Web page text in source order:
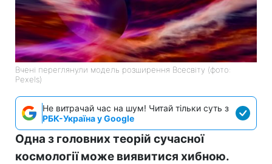
Вчені переглянули модель розширення Всесвіту (фото:
Pexels)
Не витрачай час на шум! Читай тільки суть з
РБК-Україна у Google
Одна з головних теорій сучасної
космології може виявитися хибною.